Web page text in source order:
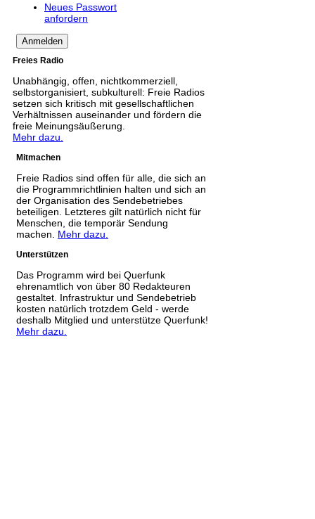
Neues Passwort
anfordern
Freies Radio
Unabhängig, offen, nichtkommerziell,
selbstorganisiert, subkulturell: Freie Radios
setzen sich kritisch mit gesellschaftlichen
Verhältnissen auseinander und fördern die
freie Meinungsäußerung.
Mehr dazu.
Mitmachen
Freie Radios sind offen für alle, die sich an
die Programmrichtlinien halten und sich an
der Organisation des Sendebetriebes
beteiligen. Letzteres gilt natürlich nicht für
Menschen, die temporär Sendung
machen. Mehr dazu.
Unterstützen
Das Programm wird bei Querfunk
ehrenamtlich von über 80 Redakteuren
gestaltet. Infrastruktur und Sendebetrieb
kosten natürlich trotzdem Geld - werde
deshalb Mitglied und unterstütze Querfunk!
Mehr dazu.